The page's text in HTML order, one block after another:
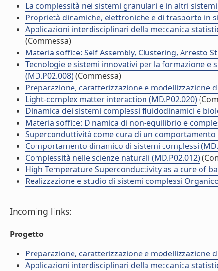
La complessità nei sistemi granulari e in altri
Proprietà dinamiche, elettroniche e di trasporto in
Applicazioni interdisciplinari della meccanica
(Commessa)
Materia soffice: Self Assembly, Clustering, Arresto
Tecnologie e sistemi innovativi per la formazione
(MD.P02.008)(Commessa)
Preparazione, caratterizzazione e modellizzazione
Light-complex matter interaction (MD.P02.020)
Dinamica dei sistemi complessi fluidodinamici e
Materia soffice: Dinamica di non-equilibrio e
Superconduttività come cura di un comportamento
Comportamento dinamico di sistemi complessi
Complessità nelle scienze naturali (MD.P02.012)
High Temperature Superconductivity as a cure of
Realizzazione e studio di sistemi complessi
Incoming links:
Progetto
Preparazione, caratterizzazione e modellizzazione
Applicazioni interdisciplinari della meccanica